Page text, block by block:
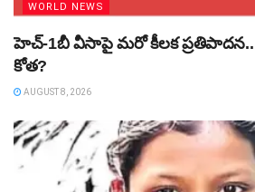
WORLD NEWS
హెచ్‌-1బీ వీసాపై మరో కీలక ప్రతిపాదన..
కోత?
AUGUST 8, 2026